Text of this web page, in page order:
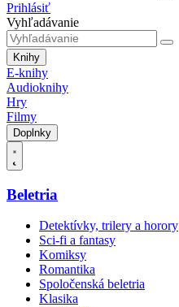
Prihlásiť
Vyhľadávanie
Knihy
E-knihy
Audioknihy
Hry
Filmy
Doplnky
Beletria
Detektívky, trilery a horory
Sci-fi a fantasy
Komiksy
Romantika
Spoločenská beletria
Klasika